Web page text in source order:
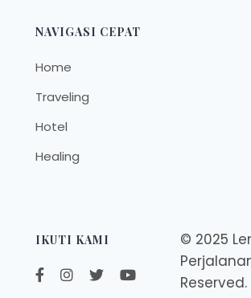
NAVIGASI CEPAT
Home
Traveling
Hotel
Healing
IKUTI KAMI
© 2025
Reserved.